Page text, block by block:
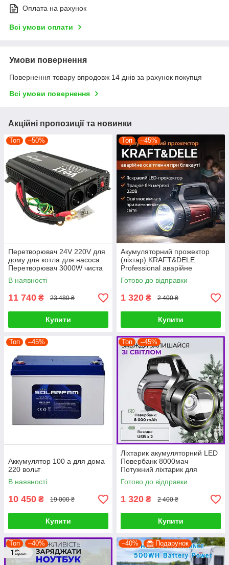
Оплата на рахунок
Всі умови оплати
Умови повернення
Повернення товару впродовж 14 днів за рахунок покупця
Всі умови повернення
Акційні пропозиції та новинки
Топ –50%
Перетворювач 24V 220V для
дому для котла для насоса
Перетворювач 3000W чиста
синусоїда
В наявності
11 740 ₴ 23 480 ₴
Купити
Топ –45%
Акумуляторний прожектор
(ліхтар) KRAFT&DELE
Professional аварійне
освітлення для дому, гаража
та вулиці
Готово до відправки
1 320 ₴ 2 400 ₴
Купити
Топ –45%
Аккумулятор 100 а для дома
220 вольт
В наявності
10 450 ₴ 19 000 ₴
Купити
Топ –45%
Ліхтарик акумуляторний LED
Повербанк 8000мач
Потужний ліхтарик для
освітлення будинку PRF
Готово до відправки
1 320 ₴ 2 400 ₴
Купити
Топ –40% –40% Подарунок